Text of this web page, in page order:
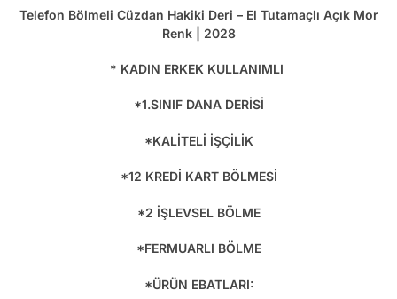
Telefon Bölmeli Cüzdan Hakiki Deri – El Tutamaçlı Açık Mor
Renk | 2028
* KADIN ERKEK KULLANIMLI
*1.SINIF DANA DERİSİ
*KALİTELİ İŞÇİLİK
*12 KREDİ KART BÖLMESİ
*2 İŞLEVSEL BÖLME
*FERMUARLI BÖLME
*ÜRÜN EBATLARI: